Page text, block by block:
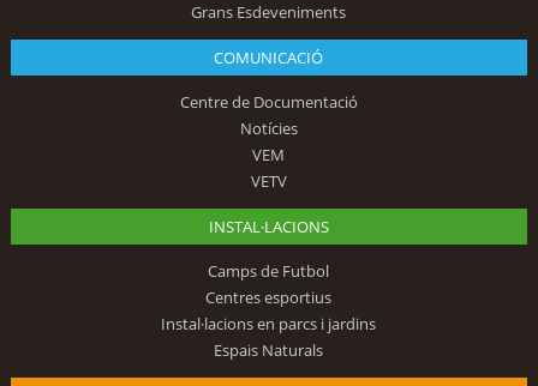
Grans Esdeveniments
COMUNICACIÓ
Centre de Documentació
Notícies
VEM
VETV
INSTAL·LACIONS
Camps de Futbol
Centres esportius
Instal·lacions en parcs i jardins
Espais Naturals